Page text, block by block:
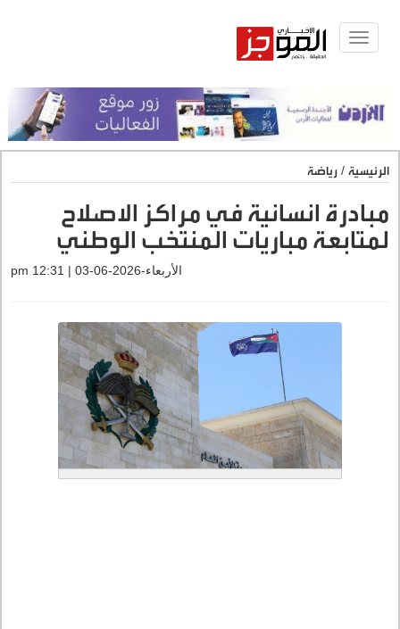
Toggle
الرئيسية / رياضة
مبادرة انسانية في مراكز الاصلاح
لمتابعة مباريات المنتخب الوطني
الأربعاء-2026-06-03 | 12:31 pm